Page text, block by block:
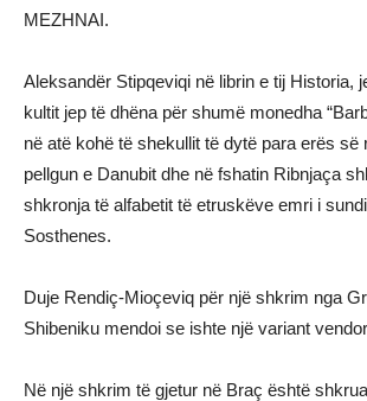
MEZHNAI.
Aleksandër Stipqeviqi në librin e tij Historia,
kultit jep të dhëna për shumë monedha
në atë kohë të shekullit të dytë para erës së
pellgun e Danubit dhe në fshatin Ribnjaça
shkronja të alfabetit të etruskëve emri i
Sosthenes.
Duje Rendiç-Mioçeviq për një shkrim nga
Shibeniku mendoi se ishte një variant
Në një shkrim të gjetur në Braç është